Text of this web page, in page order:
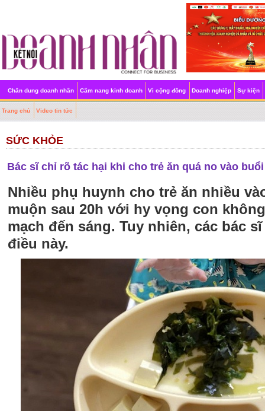
Chân dung doanh nhân Cẩm nang kinh doanh Vì cộng đồng Doanh nghiệp Sự kiện
Trang chủ Video tin tức
SỨC KHỎE
Bác sĩ chỉ rõ tác hại khi cho trẻ ăn quá no vào
Nhiều phụ huynh cho trẻ ăn nhiều
muộn sau 20h với hy vọng con
mạch đến sáng. Tuy nhiên, các bác
điều này.